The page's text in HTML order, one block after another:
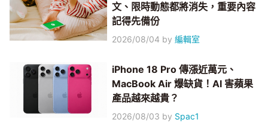
文、限時動態都將消失，重要內容
記得先備份
2026/08/04 by編輯室
iPhone 18 Pro 傳漲近萬元、
MacBook Air 爆缺貨！AI 害蘋果
產品越來越貴？
2026/08/03 by Spac1